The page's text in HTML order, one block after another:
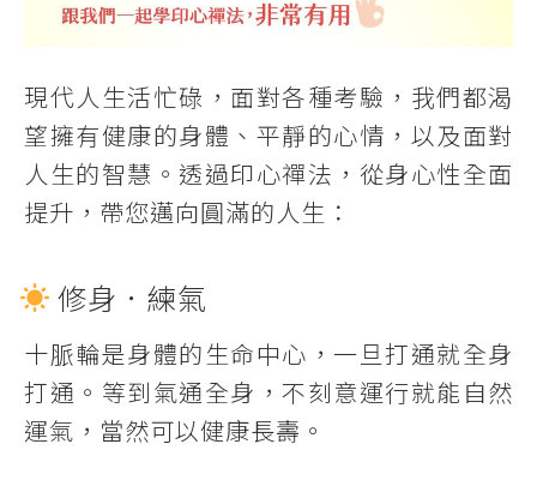
現代人生活忙碌，面對各種考驗，我們都渴
望擁有健康的身體、平靜的心情，以及面對
人生的智慧。透過印心禪法，從身心性全面
提升，帶您邁向圓滿的人生：
修身．練氣
十脈輪是身體的生命中心，一旦打通就全身
打通。等到氣通全身，不刻意運行就能自然
運氣，當然可以健康長壽。